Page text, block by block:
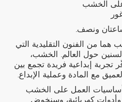
الخشب
من الفنون التقليدية التي
حول العالم. الخشب،
تجربة إبداعية فريدة تجمع بين
مع المادة وعملية الإبداع.
أساسيات العمل على الخشب
وأدوات كهربائية، وسنخوض